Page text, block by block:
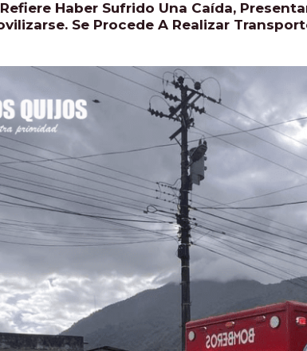
Haber Sufrido Una Caída,
Se Procede A Realizar